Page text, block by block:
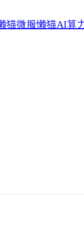
猫微服懒猫AI算